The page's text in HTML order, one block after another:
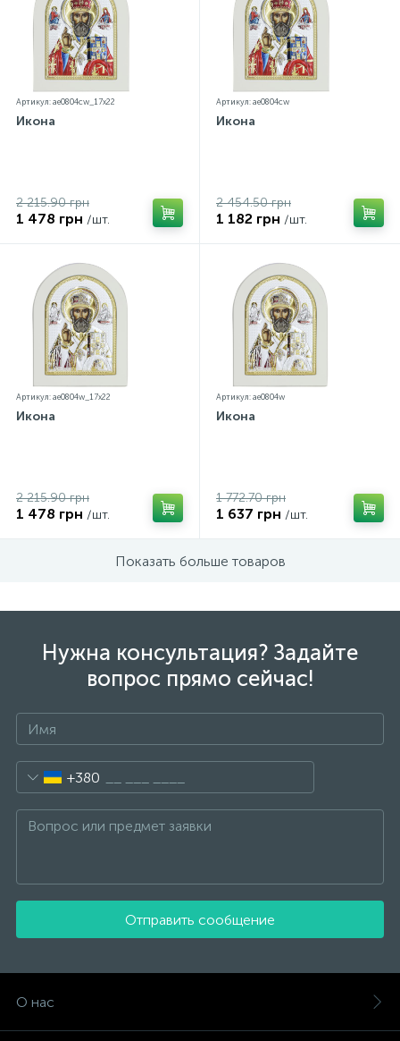
Артикул: ae0804cw_17х22
Икона
2 215.90 грн
1 478 грн /шт.
Артикул: ae0804cw
Икона
2 454.50 грн
1 182 грн /шт.
Артикул: ae0804w_17х22
Икона
2 215.90 грн
1 478 грн /шт.
Артикул: ae0804w
Икона
1 772.70 грн
1 637 грн /шт.
Показать больше товаров
Нужна консультация? Задайте
вопрос прямо сейчас!
+380
Отправить сообщение
О нас